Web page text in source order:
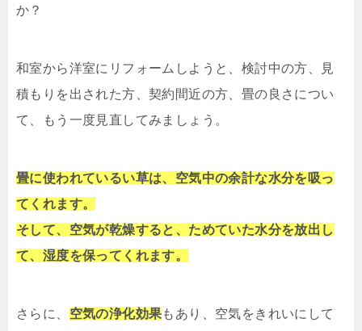
か？
和室から洋室にリフォームしようと、検討中の方、見
積もりを出された方、契約間近の方、畳の良さについ
て、もう一度見直してみましょう。
畳に使われているい草は、空気中の余計な水分を吸っ
てくれます。
そして、空気が乾燥すると、ためていた水分を放出し
て、湿度を保ってくれます。
さらに、 空気の浄化効果もあり、空気をきれいにして